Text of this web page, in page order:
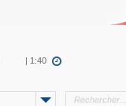
| 1:40